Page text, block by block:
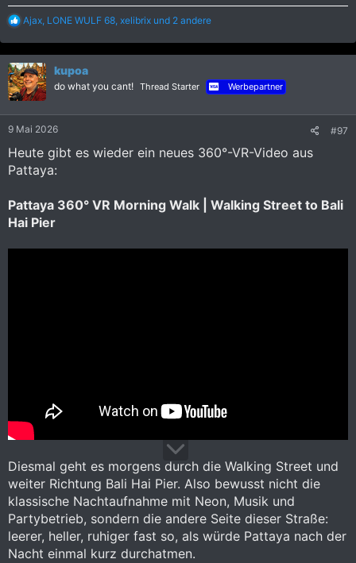
R
a
k
t
i
o
n
Ajax, LONE WULF 68, xelibrix und 2 andere
kupoa
do what you cant! Thread Starter Werbepartner
9 Mai 2026 #97
Heute gibt es wieder ein neues 360°-VR-Video aus
Pattaya:
Pattaya 360° VR Morning Walk | Walking Street to Bali
Hai Pier
Diesmal geht es morgens durch die Walking Street und
weiter Richtung Bali Hai Pier. Also bewusst nicht die
klassische Nachtaufnahme mit Neon, Musik und
Partybetrieb, sondern die andere Seite dieser Straße:
leerer, heller, ruhiger fast so, als würde Pattaya nach der
Nacht einmal kurz durchatmen.